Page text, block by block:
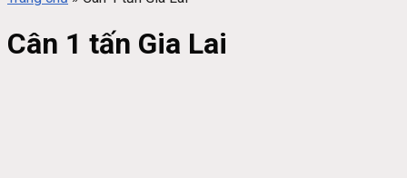
Cân 1 tấn Gia Lai